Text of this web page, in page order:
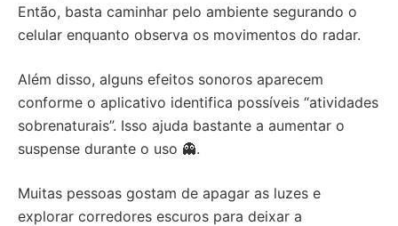
Então, basta caminhar pelo ambiente segurando o
celular enquanto observa os movimentos do radar.
Além disso, alguns efeitos sonoros aparecem
conforme o aplicativo identifica possíveis “atividades
sobrenaturais”. Isso ajuda bastante a aumentar o
suspense durante o uso 👻.
Muitas pessoas gostam de apagar as luzes e
explorar corredores escuros para deixar a